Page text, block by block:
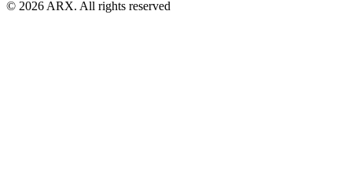
© 2026 ARX. All rights reserved